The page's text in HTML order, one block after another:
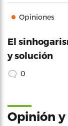
Opiniones
El
y solución
0
Opinión